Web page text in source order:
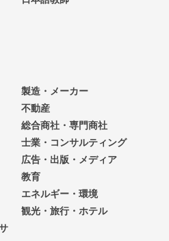
製造・メーカー
不動産
総合商社・専門商社
士業・コンサルティング
広告・出版・メディア
教育
エネルギー・環境
観光・旅行・ホテル